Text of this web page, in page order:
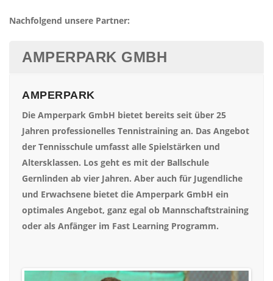
Nachfolgend unsere Partner:
AMPERPARK GMBH
AMPERPARK
Die Amperpark GmbH bietet bereits seit über 25
Jahren professionelles Tennistraining an. Das Angebot
der Tennisschule umfasst alle Spielstärken und
Altersklassen. Los geht es mit der Ballschule
Gernlinden ab vier Jahren. Aber auch für Jugendliche
und Erwachsene bietet die Amperpark GmbH ein
optimales Angebot, ganz egal ob Mannschaftstraining
oder als Anfänger im Fast Learning Programm.